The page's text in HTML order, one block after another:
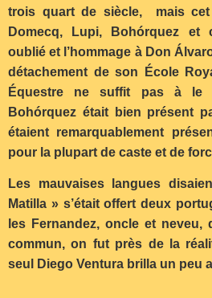
trois quart de siècle, mais cet
Domecq, Lupi, Bohórquez et
oublié et l’hommage à Don
détachement de son École
Équestre ne suffit pas à le
Bohórquez était bien présent
étaient remarquablement
pour la plupart de caste et de
Les mauvaises langues
Matilla » s’était offert deux
les Fernandez, oncle et neveu,
commun, on fut près de la
seul Diego Ventura brilla un peu